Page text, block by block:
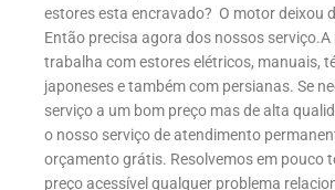
estores esta encravado? O motor deixou
Então precisa agora dos nossos serviço.A
trabalha com estores elétricos, manuais,
japoneses e também com persianas. Se
serviço a um bom preço mas de alta
o nosso serviço de atendimento
orçamento grátis. Resolvemos em pouco
preço acessível qualquer problema